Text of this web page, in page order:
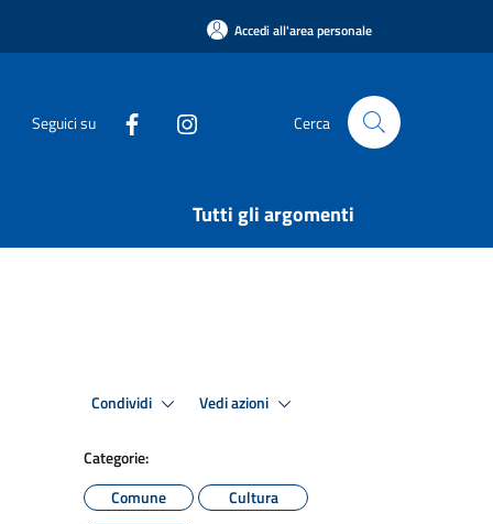
Accedi all'area personale
Seguici su Cerca
Tutti gli argomenti
Condividi Vedi azioni
Categorie:
Comune
Cultura